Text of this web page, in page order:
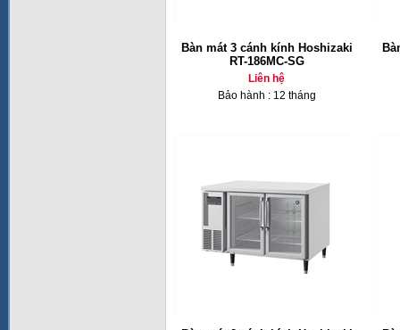
Bàn mát 3 cánh kính Hoshizaki
RT-186MC-SG
Liên hệ
Bảo hành : 12 tháng